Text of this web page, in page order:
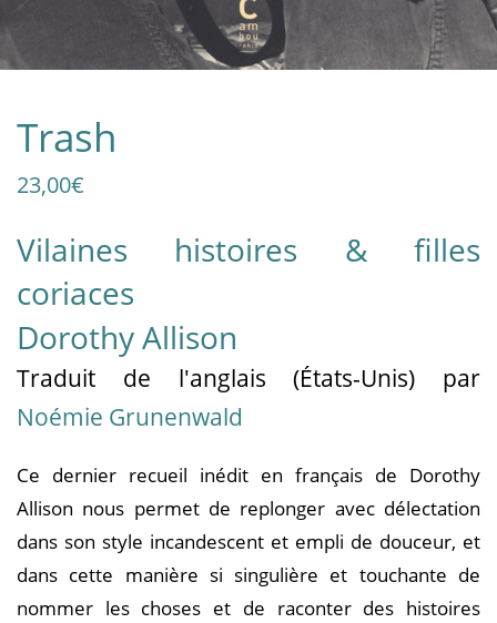
Trash
23,00€
Vilaines histoires & filles
coriaces
Dorothy Allison
Traduit de l'anglais (États-Unis) par
Noémie Grunenwald
Ce dernier recueil inédit en français de Dorothy
Allison nous permet de replonger avec délectation
dans son style incandescent et empli de douceur, et
dans cette manière si singulière et touchante de
nommer les choses et de raconter des histoires